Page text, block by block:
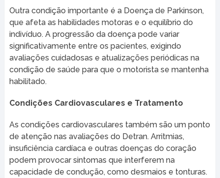
Outra condição importante é a Doença de Parkinson,
que afeta as habilidades motoras e o equilíbrio do
indivíduo. A progressão da doença pode variar
significativamente entre os pacientes, exigindo
avaliações cuidadosas e atualizações periódicas na
condição de saúde para que o motorista se mantenha
habilitado.
Condições Cardiovasculares e Tratamento
As condições cardiovasculares também são um ponto
de atenção nas avaliações do Detran. Arritmias,
insuficiência cardíaca e outras doenças do coração
podem provocar sintomas que interferem na
capacidade de condução, como desmaios e tonturas.